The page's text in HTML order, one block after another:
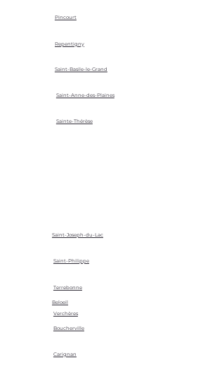
Pincourt
Repentigny
Saint-Basile-le-Grand
Saint-Anne-des-Plaines
Sainte-Thérèse
Saint-Joseph-du-Lac
Saint-Philippe
Terrebonne
Verchères
Beloeil
Boucherville
Carignan